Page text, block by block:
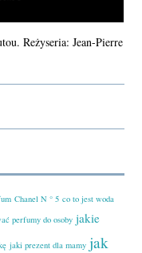
Reżyseria: Jean-Pierre
Chanel N ° 5 co to jest woda
perfumy do osoby jakie
jaki prezent dla mamy jak